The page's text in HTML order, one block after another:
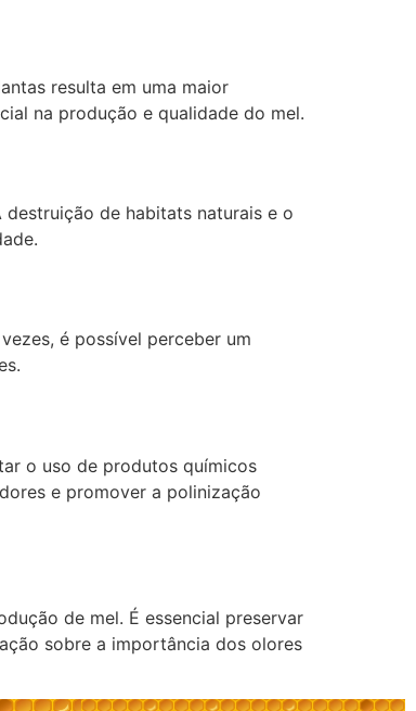
resulta em uma maior
na produção e qualidade do mel.
de habitats naturais e o
é possível perceber um
o uso de produtos químicos
e promover a polinização
de mel. É essencial preservar
sobre a importância dos olores